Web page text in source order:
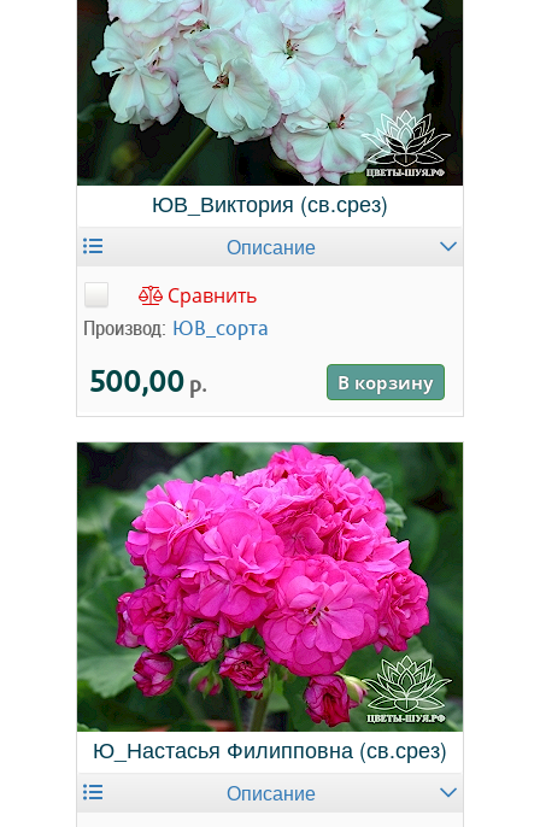
ЮВ_Виктория (св.срез)
Описание
Сравнить
Производ: ЮВ_сорта
500,00 р. В корзину
Ю_Настасья Филипповна (св.срез)
Описание